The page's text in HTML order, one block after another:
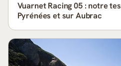
Vuarnet Racing 05 : notre
Pyrénées et sur Aubrac